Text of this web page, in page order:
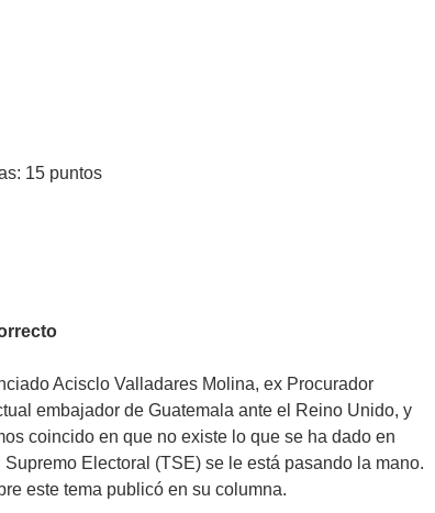
15 puntos
Acisclo Valladares Molina, ex Procurador
embajador de Guatemala ante el Reino Unido, y
coincido en que no existe lo que se ha dado en
Supremo Electoral (TSE) se le está pasando la mano.
este tema publicó en su columna.